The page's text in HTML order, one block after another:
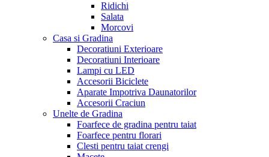
Ridichi
Salata
Morcovi
Casa si Gradina
Decoratiuni Exterioare
Decoratiuni Interioare
Lampi cu LED
Accesorii Biciclete
Aparate Impotriva Daunatorilor
Accesorii Craciun
Unelte de Gradina
Foarfece de gradina pentru taiat
Foarfece pentru florari
Clesti pentru taiat crengi